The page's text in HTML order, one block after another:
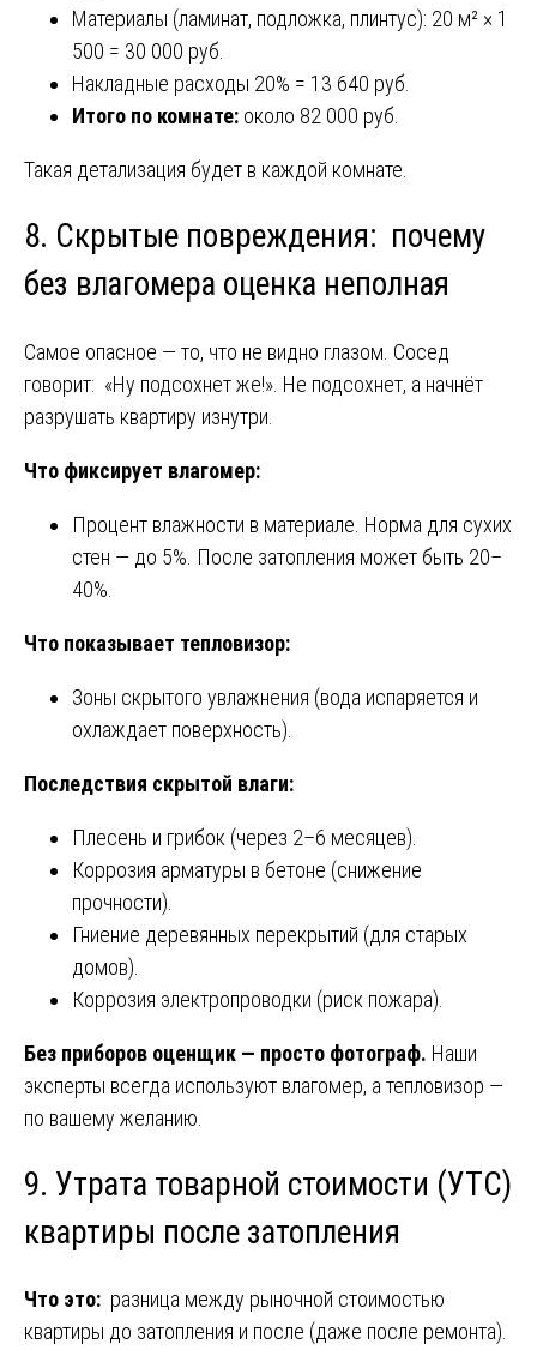
Материалы (ламинат, подложка, плинтус): 20 м² × 1
500 = 30 000 руб.
Накладные расходы 20% = 13 640 руб.
Итого по комнате: около 82 000 руб.
Такая детализация будет в каждой комнате.
8. Скрытые повреждения: почему
без влагомера оценка неполная
Самое опасное — то, что не видно глазом. Сосед
говорит: «Ну подсохнет же!». Не подсохнет, а начнёт
разрушать квартиру изнутри.
Что фиксирует влагомер:
Процент влажности в материале. Норма для сухих
стен — до 5%. После затопления может быть 20–
40%.
Что показывает тепловизор:
Зоны скрытого увлажнения (вода испаряется и
охлаждает поверхность).
Последствия скрытой влаги:
Плесень и грибок (через 2–6 месяцев).
Коррозия арматуры в бетоне (снижение
прочности).
Гниение деревянных перекрытий (для старых
домов).
Коррозия электропроводки (риск пожара).
Без приборов оценщик — просто фотограф. Наши
эксперты всегда используют влагомер, а тепловизор —
по вашему желанию.
9. Утрата товарной стоимости (УТС)
квартиры после затопления
Что это: разница между рыночной стоимостью
квартиры до затопления и после (даже после ремонта).